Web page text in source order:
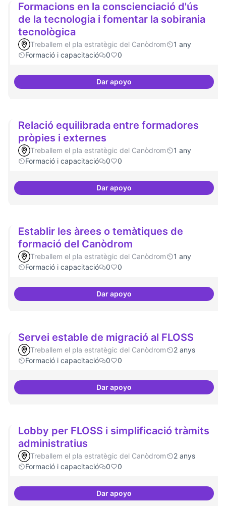
Formacions en la conscienciació d'ús
de la tecnologia i fomentar la sobirania
tecnològica
Treballem el pla estratègic del Canòdrom
1 any
Formació i capacitació
0 0
Dar apoyoFormacions en la
Relació equilibrada entre formadores
pròpies i externes
Treballem el pla estratègic del Canòdrom
1 any
Formació i capacitació
0 0
Dar apoyoRelació equilibrada entre
Establir les àrees o temàtiques de
formació del Canòdrom
Treballem el pla estratègic del Canòdrom
1 any
Formació i capacitació
0 0
Dar apoyoEstablir les àrees o temàtiques
Servei estable de migració al FLOSS
Treballem el pla estratègic del Canòdrom
2 anys
Formació i capacitació
0 0
Dar apoyoServei estable de migració al
Lobby per FLOSS i simplificació tràmits
administratius
Treballem el pla estratègic del Canòdrom
2 anys
Formació i capacitació
0 0
Dar apoyoLobby per FLOSS i